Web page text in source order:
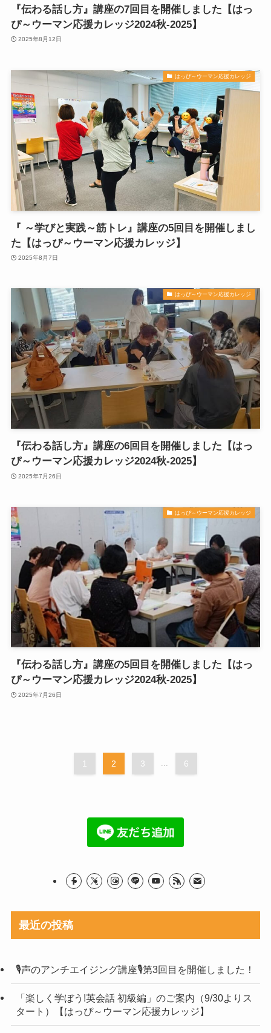
『伝わる話し方』講座の7回目を開催しました【はっ
ぴ～ウーマン応援カレッジ2024秋-2025】
2025年8月12日
はっぴ～ウーマン応援カレッジ
『 ～学びと実践～筋トレ』講座の5回目を開催しまし
た【はっぴ～ウーマン応援カレッジ】
2025年8月7日
はっぴ～ウーマン応援カレッジ
『伝わる話し方』講座の6回目を開催しました【はっ
ぴ～ウーマン応援カレッジ2024秋-2025】
2025年7月26日
はっぴ～ウーマン応援カレッジ
『伝わる話し方』講座の5回目を開催しました【はっ
ぴ～ウーマン応援カレッジ2024秋-2025】
2025年7月26日
1 2 3 ... 6
最近の投稿
🎙声のアンチエイジング講座🎙第3回目を開催しました！
「楽しく学ぼう!英会話 初級編」のご案内（9/30よりス
タート）【はっぴ～ウーマン応援カレッジ】